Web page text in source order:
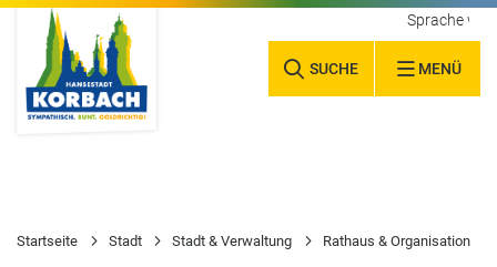
SUCHE MENÜ
Sprache
Startseite Stadt Stadt & Verwaltung Rathaus & Organisation